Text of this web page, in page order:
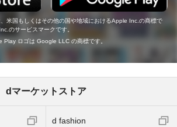
米国もしくはその他の国や地域におけるApple Inc.の商標で
のサービスマークです。
ロゴは Google LLC の商標です。
dマーケットストア
d fashion